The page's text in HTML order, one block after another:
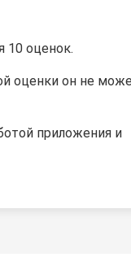
10 оценок.
оценки он не
приложения и